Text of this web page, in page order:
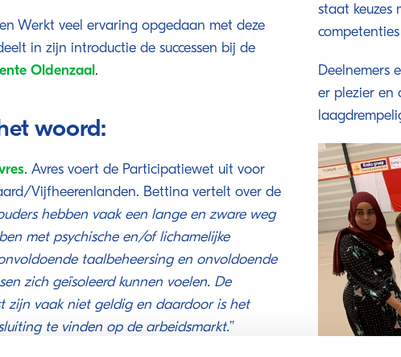
Werkt veel ervaring opgedaan met deze
in zijn introductie de successen bij de
Oldenzaal .
woord:
. Avres voert de Participatiewet uit voor
Vijfheerenlanden. Bettina vertelt over de
hebben vaak een lange en zware weg
met psychische en/of lichamelijke
taalbeheersing en onvoldoende
zich geïsoleerd kunnen voelen. De
zijn vaak niet geldig en daardoor is het
te vinden op de arbeidsmarkt.’’
staat keuzes
Deelnemers
er plezier en